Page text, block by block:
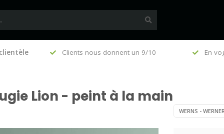
(FR) Clients nous donnent un 9/10 En
Lion - peint à la main
WERNS -